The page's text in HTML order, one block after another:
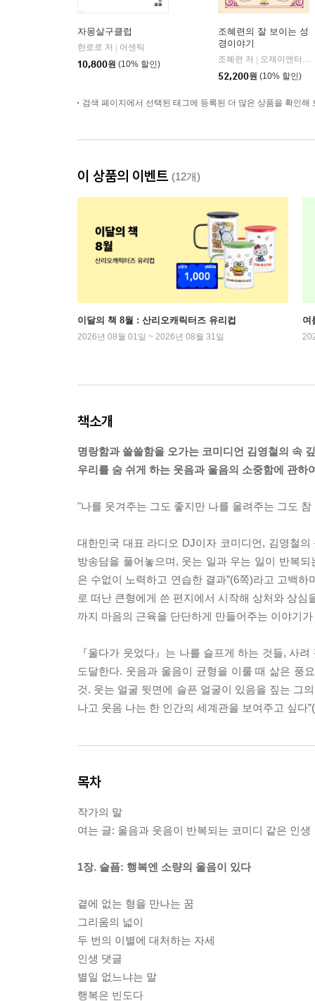
자몽살구클럽
한로로 저
어센틱
10,800원 (10% 할인)
조혜련의 잘 보이는 성
경이야기
조혜련 저
오제이엔터스컴
52,200원 (10% 할인)
검색 페이지에서 선택된 태그에 등록된 더 많은 상품을 확인해
이 상품의 이벤트 (12개)
이달의 책 8월 : 산리오캐릭터즈 유리컵
2026년 08월 01일 ~ 2026년 08월 31일
여
책소개
명랑함과 쓸쓸함을 오가는 코미디언 김영철의 속
우리를 숨 쉬게 하는 웃음과 울음의 소중함에 관하
"나를 웃겨주는 그도 좋지만 나를 울려주는 그도
대한민국 대표 라디오 DJ이자 코미디언, 김영철
방송담을 풀어놓으며, 웃는 일과 우는 일이 반복
은 수없이 노력하고 연습한 결과”(6쪽)라고 고백
로 떠난 큰형에게 쓴 편지에서 시작해 상처와 상
까지 마음의 근육을 단단하게 만들어주는 이야기
『울다가 웃었다』는 나를 슬프게 하는 것들, 사
도달한다. 웃음과 울음이 균형을 이룰 때 삶은 풍
것. 웃는 얼굴 뒷면에 슬픈 얼굴이 있음을 짚는 그
나고 웃음 나는 한 인간의 세계관을 보여주고 싶다
목차
작가의 말
여는 글: 울음과 웃음이 반복되는 코미디 같은 인생
1장. 슬픔: 행복엔 소량의 울음이 있다
곁에 없는 형을 만나는 꿈
그리움의 넓이
두 번의 이별에 대처하는 자세
인생 댓글
별일 없느냐는 말
행복은 빈도다